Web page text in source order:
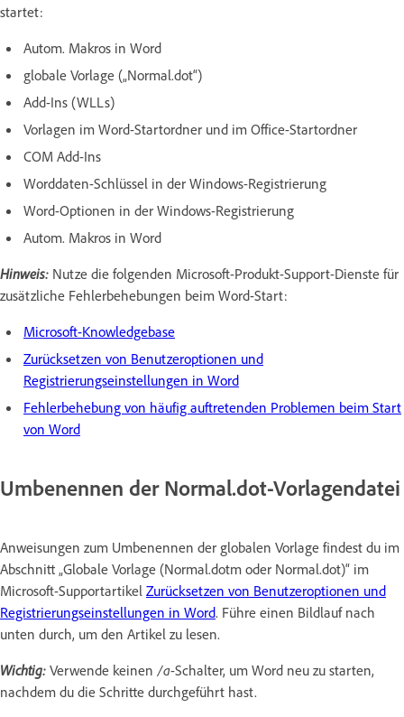
startet:
Autom. Makros in Word
globale Vorlage („Normal.dot“)
Add-Ins (WLLs)
Vorlagen im Word-Startordner und im Office-Startordner
COM Add-Ins
Worddaten-Schlüssel in der Windows-Registrierung
Word-Optionen in der Windows-Registrierung
Autom. Makros in Word
Hinweis: Nutze die folgenden Microsoft-Produkt-Support-Dienste für
zusätzliche Fehlerbehebungen beim Word-Start:
Microsoft-Knowledgebase
Zurücksetzen von Benutzeroptionen und
Registrierungseinstellungen in Word
Fehlerbehebung von häufig auftretenden Problemen beim Start
von Word
Umbenennen der Normal.dot-Vorlagendatei
Anweisungen zum Umbenennen der globalen Vorlage findest du im
Abschnitt „Globale Vorlage (Normal.dotm oder Normal.dot)“ im
Microsoft-Supportartikel Zurücksetzen von Benutzeroptionen und
Registrierungseinstellungen in Word. Führe einen Bildlauf nach
unten durch, um den Artikel zu lesen.
Wichtig: Verwende keinen /a-Schalter, um Word neu zu starten,
nachdem du die Schritte durchgeführt hast.